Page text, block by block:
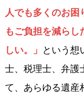
人でも多くのお困
もご負担を減らし
しい。」
という想
士、税理士、弁護
て、あらゆる遺産